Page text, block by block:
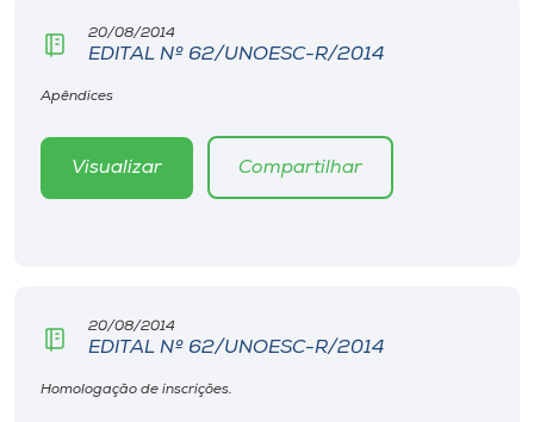
Store
Selecione
20/08/2014
EDITAL Nº 62/UNOESC-R/2014
Apêndices
Visualizar Compartilhar
20/08/2014
EDITAL Nº 62/UNOESC-R/2014
Homologação de inscrições.